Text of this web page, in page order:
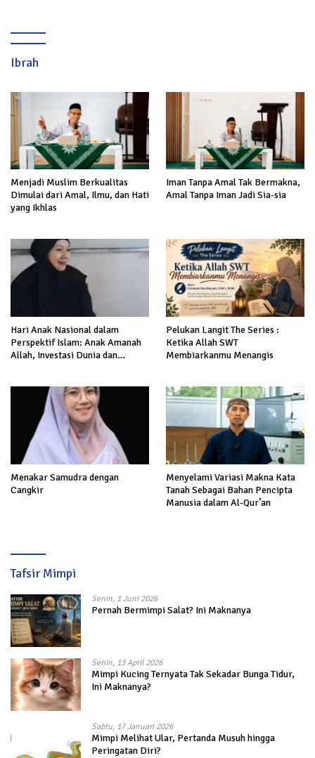
Ibrah
Menjadi Muslim Berkualitas
Dimulai dari Amal, Ilmu, dan Hati
yang Ikhlas
Iman Tanpa Amal Tak Bermakna,
Amal Tanpa Iman Jadi Sia-sia
Hari Anak Nasional dalam
Perspektif Islam: Anak Amanah
Allah, Investasi Dunia dan
Pelukan Langit The Series :
Ketika Allah SWT
Membiarkanmu Menangis
Menakar Samudra dengan
Cangkir
Menyelami Variasi Makna Kata
Tanah Sebagai Bahan Pencipta
Manusia dalam Al-Qur’an
Tafsir Mimpi
Senin, 1 Juni 2026
Pernah Bermimpi Salat? Ini Maknanya
Senin, 13 April 2026
Mimpi Kucing Ternyata Tak Sekadar Bunga Tidur,
Ini Maknanya?
Sabtu, 17 Januari 2026
Mimpi Melihat Ular, Pertanda Musuh hingga
Peringatan Diri?